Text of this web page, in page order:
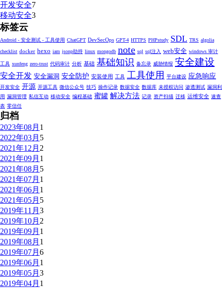
开发安全7
移动安全3
标签云
Android - 安全测试 - 工具使用 ChatGPT DevSecOps GPT-4 HTTPS PHPstudy SDL TRS algolia
checklist docker hexo iam jsonp劫持 linux mongodb note sql sql注入 web安全 windows 审计
工具 xunfeng zero-trust 代码审计 分析 基础 基础知识 备忘录 威胁情报 安全建设
安全开发 安全漏洞 安全防护 安装使用 工具 工具使用 平台建设 应急响应
开发安全 开源 开源工具 微信公众号 技巧 操作记录 数据安全 数据库 未授权访问 渗透测试 漏洞利
用 漏洞管理 私信互动 移动安全 编程基础 蜜罐 解决方法 记录 资产扫描 迁移 运维安全 速查
表 零信任
归档
2023年08月 1
2022年03月 5
2021年12月 2
2021年09月 1
2021年08月 5
2021年07月 1
2021年06月 1
2021年05月 5
2019年11月 3
2019年10月 2
2019年09月 1
2019年08月 1
2019年07月 6
2019年06月 1
2019年05月 3
2019年04月 1